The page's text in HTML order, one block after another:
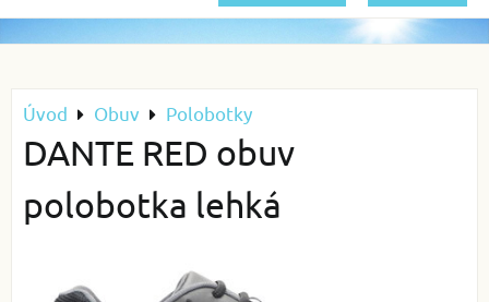
Úvod Obuv Polobotky
DANTE RED obuv
polobotka lehká